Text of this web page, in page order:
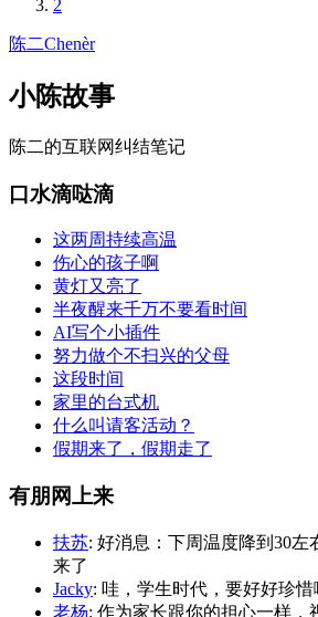
2
陈二Chenèr
小陈故事
陈二的互联网纠结笔记
口水滴哒滴
这两周持续高温
伤心的孩子啊
黄灯又亮了
半夜醒来千万不要看时间
AI写个小插件
努力做个不扫兴的父母
这段时间
家里的台式机
什么叫请客活动？
假期来了，假期走了
有朋网上来
扶苏: 好消息：下周温度降到30左
来了
Jacky: 哇，学生时代，要好好珍惜
老杨: 作为家长跟你的担心一样，